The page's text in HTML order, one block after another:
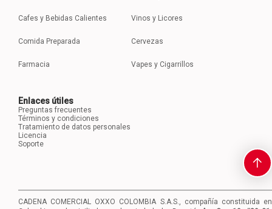
Cafes y Bebidas Calientes
Comida Preparada
Farmacia
Vinos y Licores
Cervezas
Vapes y Cigarrillos
Enlaces útiles
Preguntas frecuentes
Términos y condiciones
Tratamiento de datos personales
Licencia
Soporte
CADENA COMERCIAL OXXO COLOMBIA S.A.S., compañía constituida en